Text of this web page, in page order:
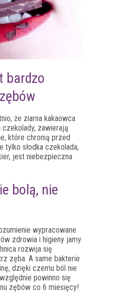
bardzo
że ziarna kakaowca
zawierają
które chronią przed
tylko słodka czekolada,
jest niebezpieczna
bolą, nie
wypracowane
zdrowia i higieny jamy
rozwija się
zęba. A same bakterie
dzięki czemu ból nie
powinno się
zębów co 6 miesięcy!